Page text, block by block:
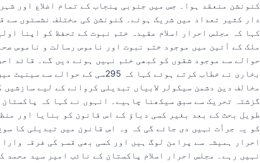
کنونشن منعقد ہوا۔ جس میں جنوبی پنجاب کے تمام اضلاع اور
دار کثیر تعداد میں شریک ہوئے۔ کنونشن کی مختلف نشستوں سے
کہا کہ مجلس احرار اسلام عقیدہ ختم نبوت کے تحفظ کو اپنا
ملک کے آئین میں موجود ختم نبوت اور ناموس رسالت و ناموس
حوالے سے موجود شقوں کو کبھی ختم نہیں ہونے دیں گے۔ قائد
بخاری نے خطاب کرتے ہوئے کہا کہ 295سی کے
مخالف دین دشمن سیکولر لابیاں تبدیلی کروانے کے لیے
گزشتہ تحریک سے سبق سیکھنا چاہیے۔ انہوں نے کہا کہ
طویل بحث کے بعد بغیر کسی دباؤ کے اس قانون کو بنایا اور
کو یہ جرأت نہیں دی جائے گی کہ وہ اس قانون میں تبدیلی کا
احرار ہمیشہ سے پرامن لوگ ہیں اور کسی بھی قسم کی فرقہ
نہیں رہے۔ مجلس احرار اسلام پاکستان کے نائب امیر سید محمد